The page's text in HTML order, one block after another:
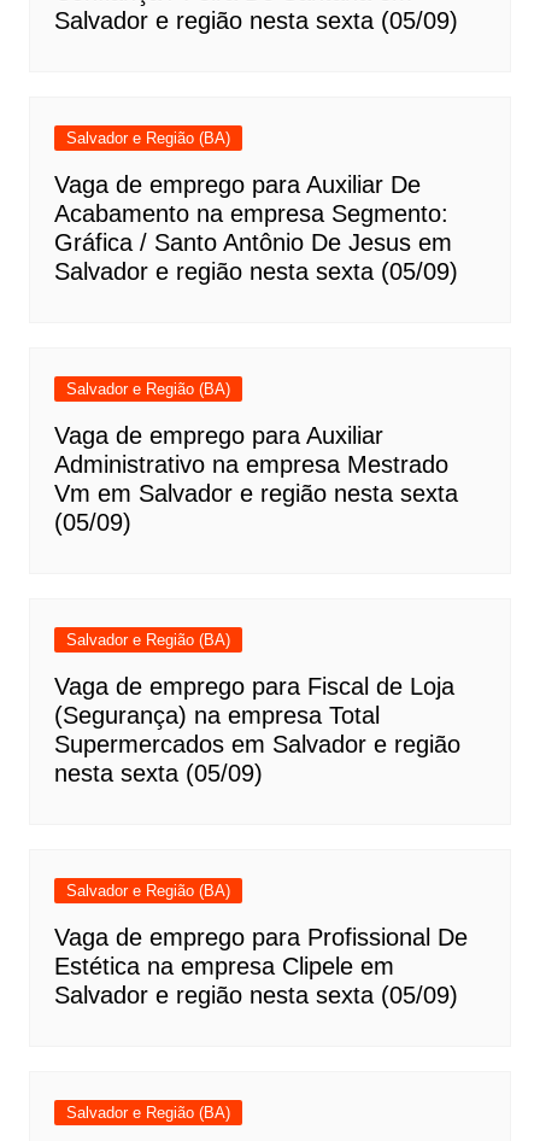
Salvador e região nesta sexta (05/09)
Salvador e Região (BA)
Vaga de emprego para Auxiliar De
Acabamento na empresa Segmento:
Gráfica / Santo Antônio De Jesus em
Salvador e região nesta sexta (05/09)
Salvador e Região (BA)
Vaga de emprego para Auxiliar
Administrativo na empresa Mestrado
Vm em Salvador e região nesta sexta
(05/09)
Salvador e Região (BA)
Vaga de emprego para Fiscal de Loja
(Segurança) na empresa Total
Supermercados em Salvador e região
nesta sexta (05/09)
Salvador e Região (BA)
Vaga de emprego para Profissional De
Estética na empresa Clipele em
Salvador e região nesta sexta (05/09)
Salvador e Região (BA)